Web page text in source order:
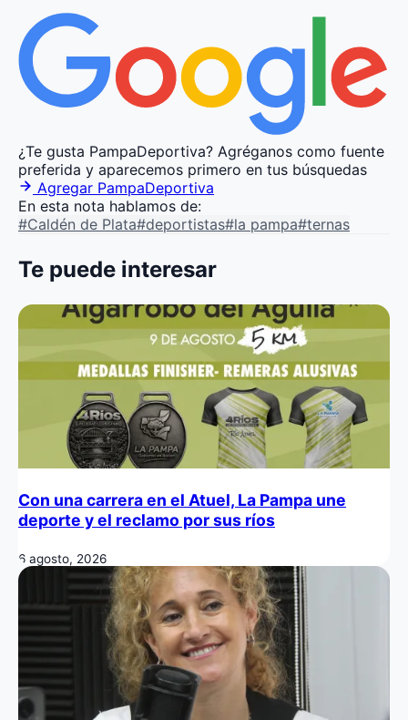
¿Te gusta PampaDeportiva? Agréganos como fuente
preferida y aparecemos primero en tus búsquedas
Agregar PampaDeportiva
En esta nota hablamos de:
#Caldén de Plata#deportistas#la pampa#ternas
Te puede interesar
Con una carrera en el Atuel, La Pampa une
deporte y el reclamo por sus ríos
6 agosto, 2026